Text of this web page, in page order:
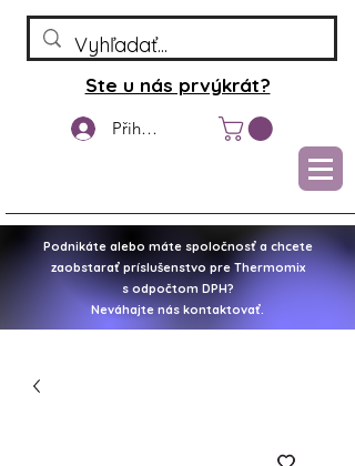
Přihlášení
Ste u nás prvýkrát?
Podnikáte alebo máte spoločnosť a chcete
zaobstarať príslušenstvo pre Thermomix
s odpočtom DPH?
Neváhajte nás kontaktovať.